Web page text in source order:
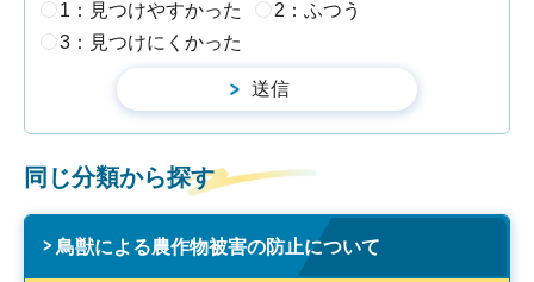
1：見つけやすかった
2：ふつう
3：見つけにくかった
同じ分類から探す
鳥獣による農作物被害の防止について